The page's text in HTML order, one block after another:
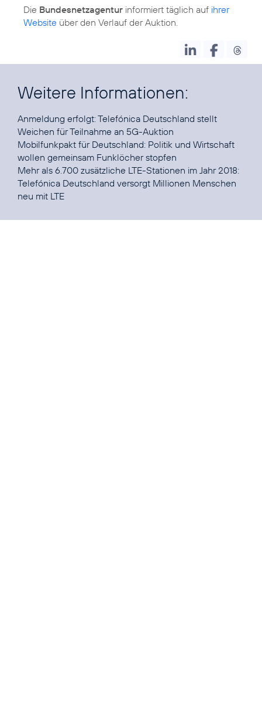
Die Bundesnetzagentur informiert täglich auf ihrer
Website über den Verlauf der Auktion.
Weitere Informationen:
Anmeldung erfolgt:Telefónica Deutschland stellt
Weichen für Teilnahme an 5G-Auktion
Mobilfunkpakt für Deutschland: Politik und Wirtschaft
wollen gemeinsam Funklöcher stopfen
Mehr als 6.700 zusätzliche LTE-Stationen im Jahr 2018:
Telefónica Deutschland versorgt Millionen Menschen
neu mit LTE